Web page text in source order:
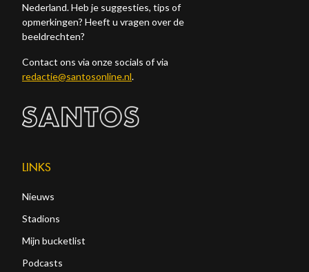
Nederland. Heb je suggesties, tips of
opmerkingen? Heeft u vragen over de
beeldrechten?
Contact ons via onze socials of via
redactie@santosonline.nl.
LINKS
Nieuws
Stadions
Mijn bucketlist
Podcasts